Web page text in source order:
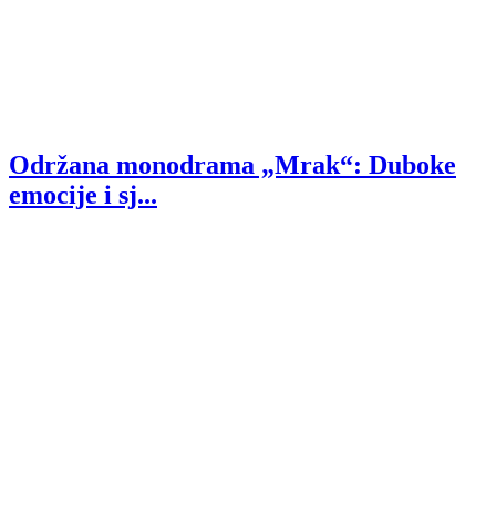
Održana monodrama „Mrak“: Duboke
emocije i sj...